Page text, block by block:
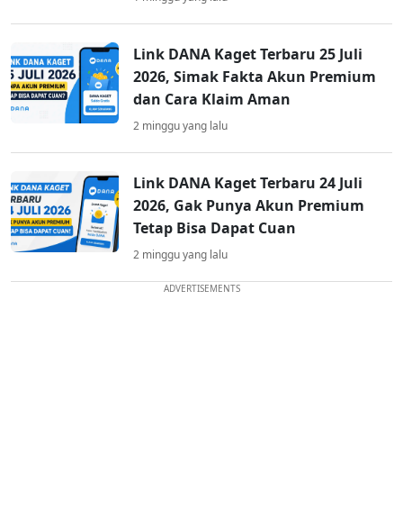
Link DANA Kaget Terbaru 25 Juli
2026, Simak Fakta Akun Premium
dan Cara Klaim Aman
2 minggu yang lalu
Link DANA Kaget Terbaru 24 Juli
2026, Gak Punya Akun Premium
Tetap Bisa Dapat Cuan
2 minggu yang lalu
ADVERTISEMENTS